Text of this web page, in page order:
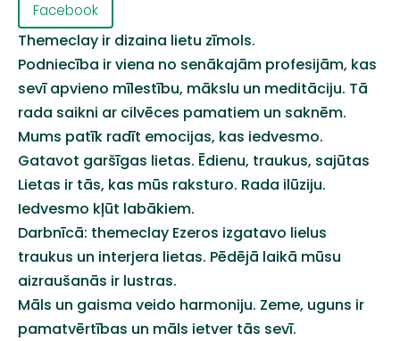
Facebook
Themeclay ir dizaina lietu zīmols.
Podniecība ir viena no senākajām profesijām, kas
sevī apvieno mīlestību, mākslu un meditāciju. Tā
rada saikni ar cilvēces pamatiem un saknēm.
Mums patīk radīt emocijas, kas iedvesmo.
Gatavot garšīgas lietas. Ēdienu, traukus, sajūtas
Lietas ir tās, kas mūs raksturo. Rada ilūziju.
Iedvesmo kļūt labākiem.
Darbnīcā: themeclay Ezeros izgatavo lielus
traukus un interjera lietas. Pēdējā laikā mūsu
aizraušanās ir lustras.
Māls un gaisma veido harmoniju. Zeme, uguns ir
pamatvērtības un māls ietver tās sevī.